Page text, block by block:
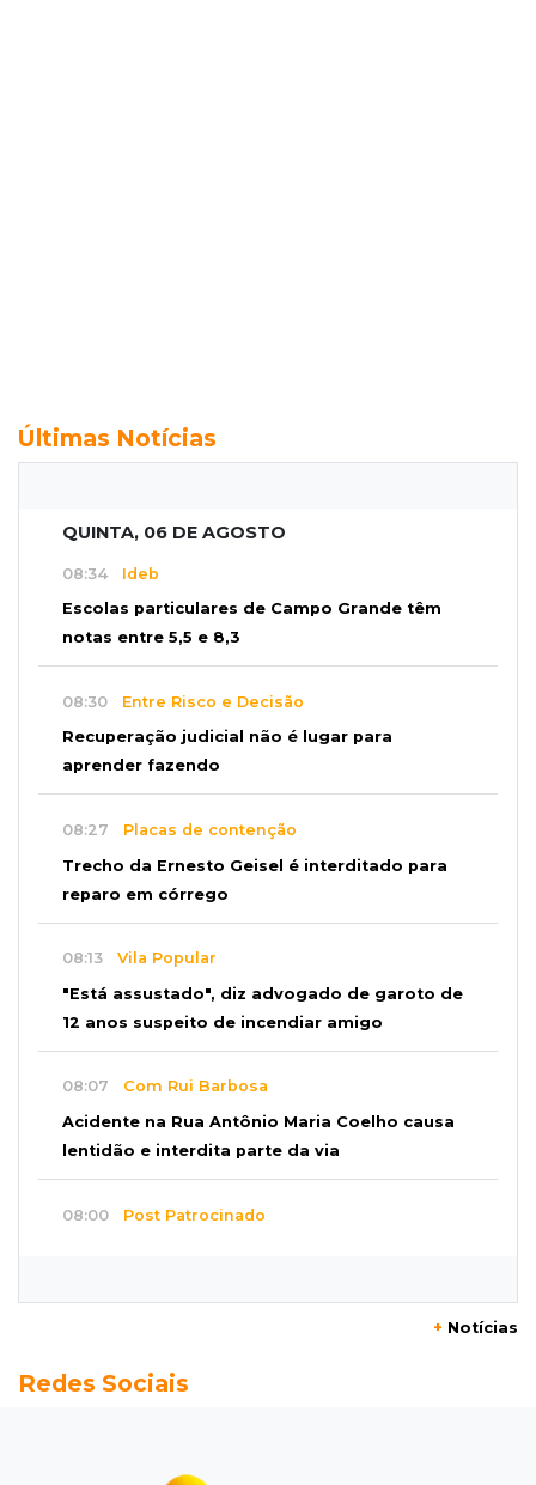
Últimas Notícias
QUINTA, 06 DE AGOSTO
08:34 Ideb
Escolas particulares de Campo Grande têm
notas entre 5,5 e 8,3
08:30 Entre Risco e Decisão
Recuperação judicial não é lugar para
aprender fazendo
08:27 Placas de contenção
Trecho da Ernesto Geisel é interditado para
reparo em córrego
08:13 Vila Popular
"Está assustado", diz advogado de garoto de
12 anos suspeito de incendiar amigo
08:07 Com Rui Barbosa
Acidente na Rua Antônio Maria Coelho causa
lentidão e interdita parte da via
08:00 Post Patrocinado
Do 1º prêmio às dívidas, jogadores relatam
Fomento
+ Notícias
Redes Sociais